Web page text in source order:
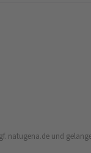
natugena.de und